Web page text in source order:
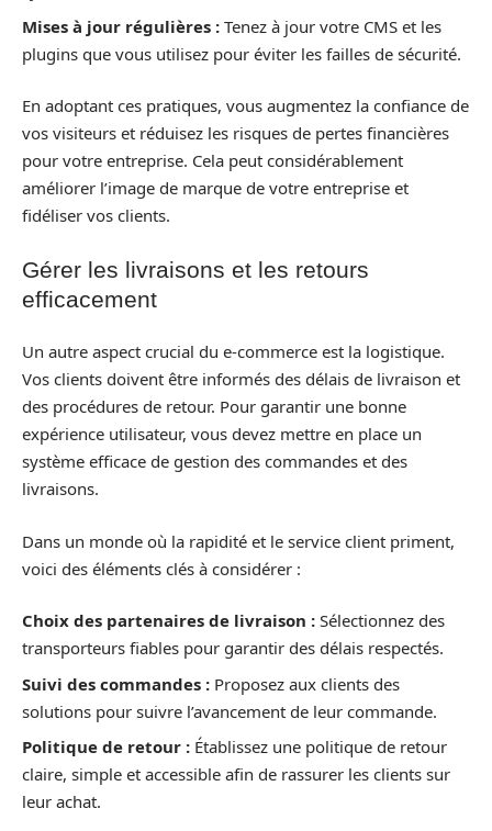
Mises à jour régulières : Tenez à jour votre CMS et les
plugins que vous utilisez pour éviter les failles de sécurité.
En adoptant ces pratiques, vous augmentez la confiance de
vos visiteurs et réduisez les risques de pertes financières
pour votre entreprise. Cela peut considérablement
améliorer l’image de marque de votre entreprise et
fidéliser vos clients.
Gérer les livraisons et les retours
efficacement
Un autre aspect crucial du e-commerce est la logistique.
Vos clients doivent être informés des délais de livraison et
des procédures de retour. Pour garantir une bonne
expérience utilisateur, vous devez mettre en place un
système efficace de gestion des commandes et des
livraisons.
Dans un monde où la rapidité et le service client priment,
voici des éléments clés à considérer :
Choix des partenaires de livraison : Sélectionnez des
transporteurs fiables pour garantir des délais respectés.
Suivi des commandes : Proposez aux clients des
solutions pour suivre l’avancement de leur commande.
Politique de retour : Établissez une politique de retour
claire, simple et accessible afin de rassurer les clients sur
leur achat.